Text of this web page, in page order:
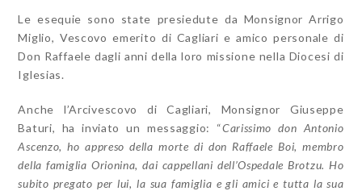
Le esequie sono state presiedute da Monsignor Arrigo
Miglio, Vescovo emerito di Cagliari e amico personale di
Don Raffaele dagli anni della loro missione nella Diocesi di
Iglesias.
Anche l’Arcivescovo di Cagliari, Monsignor Giuseppe
Baturi, ha inviato un messaggio: “Carissimo don Antonio
Ascenzo,ho appreso della morte di don Raffaele Boi, membro
della famiglia Orionina, dai cappellani dell’Ospedale Brotzu. Ho
subito pregato per lui, la sua famiglia e gli amici e tutta la sua